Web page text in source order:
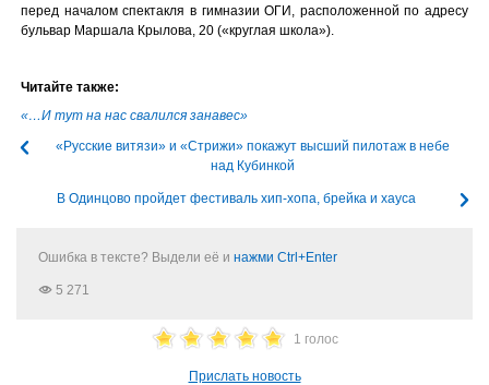
перед началом спектакля в гимназии ОГИ, расположенной по адресу
бульвар Маршала Крылова, 20 («круглая школа»).
Читайте также:
«…И тут на нас свалился занавес»
«Русские витязи» и «Стрижи» покажут высший пилотаж в небе
над Кубинкой
В Одинцово пройдет фестиваль хип-хопа, брейка и хауса
Ошибка в тексте? Выдели её и нажми Ctrl+Enter
5 271
1 голос
Прислать новость